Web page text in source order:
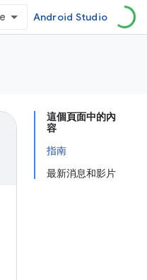
Android Studio
這個頁面中的內
容
指南
最新消息和影片